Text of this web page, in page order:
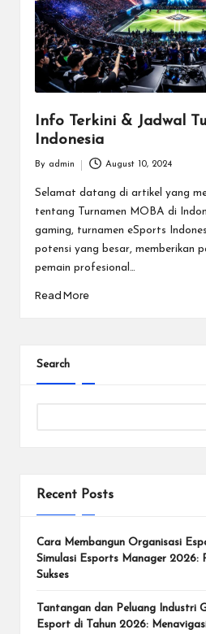
Info Terkini & Jadwal
Indonesia
by
By admin August 10, 2024
Selamat datang di artikel yang
tentang Turnamen MOBA di
gaming, turnamen eSports
potensi yang besar, memberikan
pemain profesional…
Read More
Search
Recent Posts
Cara Membangun Organisasi
Simulasi Esports Manager 2026:
Sukses
Tantangan dan Peluang Industri
Esport di Tahun 2026: